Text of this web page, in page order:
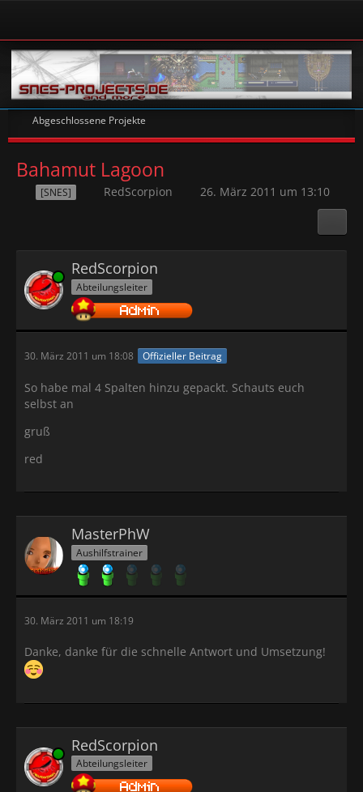
Abgeschlossene Projekte
Bahamut Lagoon
[SNES] RedScorpion 26. März 2011 um 13:10
Online RedScorpion
Abteilungsleiter
30. März 2011 um 18:08 Offizieller Beitrag
So habe mal 4 Spalten hinzu gepackt. Schauts euch
selbst an
gruß
red
MasterPhW
Aushilfstrainer
30. März 2011 um 18:19
Danke, danke für die schnelle Antwort und Umsetzung!
Online RedScorpion
Abteilungsleiter